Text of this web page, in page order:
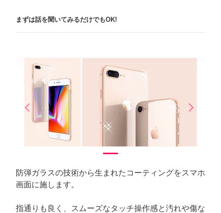
まずは話を聞いてみるだけでもOK!
arrow_back_iosPrevious arrow_forward_iosNext
防弾ガラスの技術から生まれたコーティングをスマホ
画面に施します。
指通りも良く、スムーズなタッチ操作感と汚れや傷な